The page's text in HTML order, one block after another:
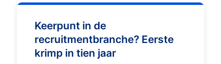
Keerpunt in de
recruitmentbranche? Eerste
krimp in tien jaar